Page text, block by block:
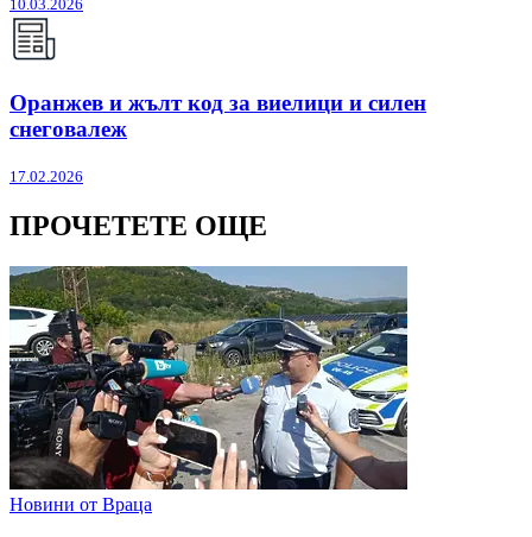
10.03.2026
Оранжев и жълт код за виелици и силен
снеговалеж
17.02.2026
ПРОЧЕТЕТЕ ОЩЕ
Новини от Враца